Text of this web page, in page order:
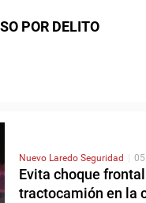
POR DELITO
Nuevo Laredo Seguridad
Evita choque
tractocamión en la